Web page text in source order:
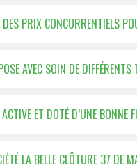
PRIX CONCURRENTIELS
AVEC SOIN DE
ET DOTÉ D’UNE BONNE
LA BELLE CLÔTURE 37 DE